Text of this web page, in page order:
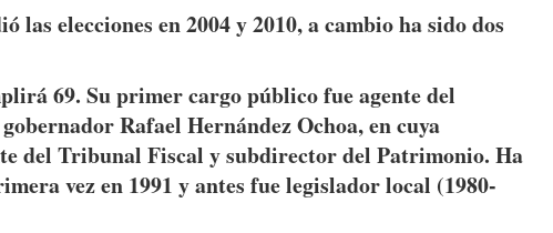
las elecciones en 2004 y 2010, a cambio ha sido dos
69. Su primer cargo público fue agente del
Rafael Hernández Ochoa, en cuya
del Tribunal Fiscal y subdirector del Patrimonio. Ha
vez en 1991 y antes fue legislador local (1980-